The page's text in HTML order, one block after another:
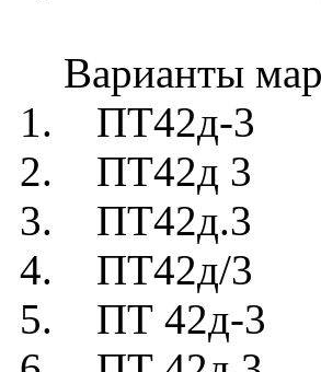
Варианты
1. ПТ42д-3
2. ПТ42д 3
3. ПТ42д.3
4. ПТ42д/3
5. ПТ 42д-3